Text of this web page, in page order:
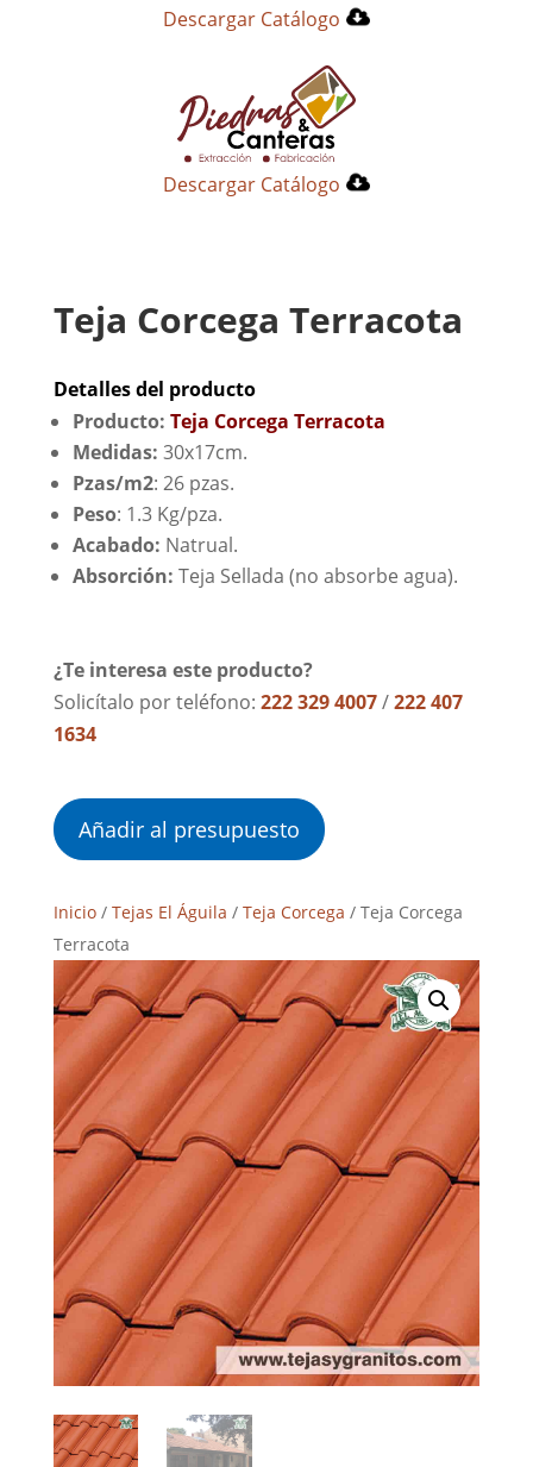
Descargar Catálogo
Descargar Catálogo
Teja Corcega Terracota
Detalles del producto
Producto: Teja Corcega Terracota
Medidas: 30x17cm.
Pzas/m2: 26 pzas.
Peso: 1.3 Kg/pza.
Acabado: Natrual.
Absorción: Teja Sellada (no absorbe agua).
¿Te interesa este producto?
Solicítalo por teléfono: 222 329 4007/222 407
1634
Añadir al presupuesto
Inicio/ Tejas El Águila / Teja Corcega / Teja Corcega
Terracota